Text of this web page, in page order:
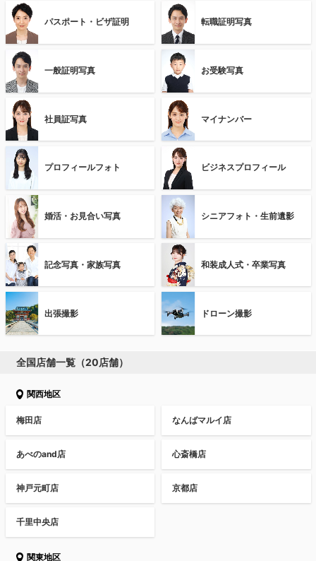
パスポート・ビザ証明 転職証明写真
一般証明写真 お受験写真
社員証写真 マイナンバー
プロフィールフォト ビジネスプロフィール
婚活・お見合い写真 シニアフォト・生前遺影
記念写真・家族写真 和装成人式・卒業写真
出張撮影 ドローン撮影
全国店舗一覧（20店舗）
関西地区
梅田店 なんばマルイ店
あべのand店 心斎橋店
神戸元町店 京都店
千里中央店
関東地区